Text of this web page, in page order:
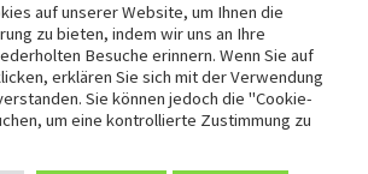
auf unserer Website, um Ihnen die
zu bieten, indem wir uns an Ihre
Besuche erinnern. Wenn Sie auf
erklären Sie sich mit der Verwendung
Sie können jedoch die "Cookie-
um eine kontrollierte Zustimmung zu